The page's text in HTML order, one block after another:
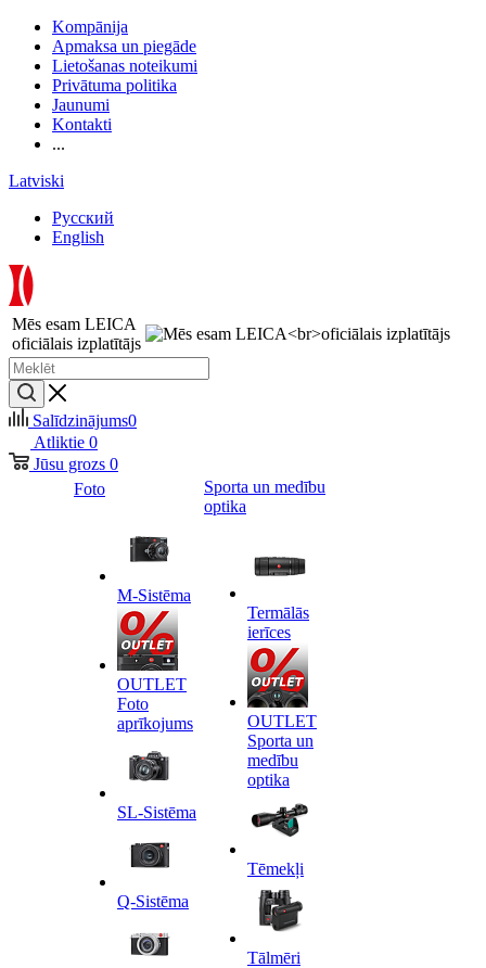
Kompānija
Apmaksa un piegāde
Lietošanas noteikumi
Privātuma politika
Jaunumi
Kontakti
...
Latviski
Русский
English
Mēs esam LEICA
oficiālais izplatītājs
Salīdzinājums0
Atliktie 0
Jūsu grozs 0
Foto
M-Sistēma
OUTLET
Foto
aprīkojums
SL-Sistēma
Q-Sistēma
Sporta un medību
optika
Termālās
ierīces
OUTLET
Sporta un
medību
optika
Tēmekļi
Tālmēri